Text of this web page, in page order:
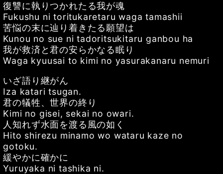
復讐に執りつかれたる我が魂
Fukushu ni toritukaretaru waga tamashii
苦悩の末に辿り着きたる願望は
Kunou no sue ni tadoritsukitaru ganbou ha
我が救済と君の安らかなる眠り
Waga kyuusai to kimi no yasurakanaru nemuri
いざ語り継がん
Iza katari tsugan.
君の犠牲、世界の終り
Kimi no gisei, sekai no owari.
人知れず水面を渡る風の如く
Hito shirezu minamo wo wataru kaze no
gotoku.
緩やかに確かに
Yuruyaka ni tashika ni.